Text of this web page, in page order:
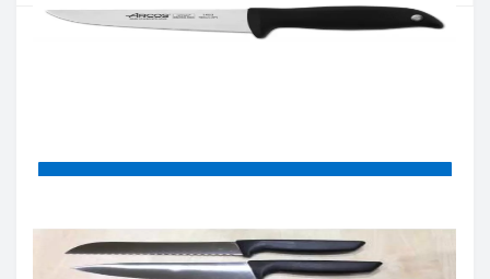
Купити в один клік
Введіть номер телефону і ми передзвонимо